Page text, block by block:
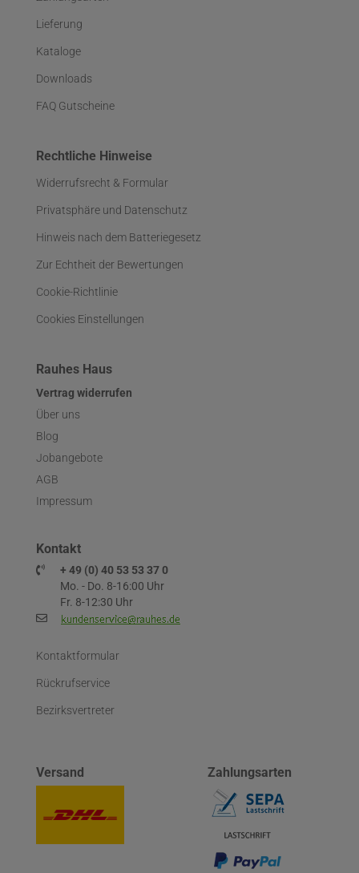
Lieferung
Kataloge
Downloads
FAQ Gutscheine
Rechtliche Hinweise
Widerrufsrecht & Formular
Privatsphäre und Datenschutz
Hinweis nach dem Batteriegesetz
Zur Echtheit der Bewertungen
Cookie-Richtlinie
Cookies Einstellungen
Rauhes Haus
Vertrag widerrufen
Über uns
Blog
Jobangebote
AGB
Impressum
Kontakt
+ 49 (0) 40 53 53 37 0
Mo. - Do. 8-16:00 Uhr
Fr. 8-12:30 Uhr
Kontaktformular
Rückrufservice
Bezirksvertreter
Versand Zahlungsarten